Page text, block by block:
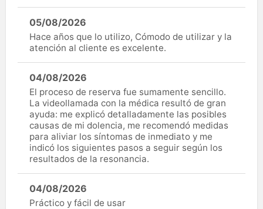
05/08/2026
Hace años que lo utilizo, Cómodo de utilizar y la
atención al cliente es excelente.
04/08/2026
El proceso de reserva fue sumamente sencillo.
La videollamada con la médica resultó de gran
ayuda: me explicó detalladamente las posibles
causas de mi dolencia, me recomendó medidas
para aliviar los síntomas de inmediato y me
indicó los siguientes pasos a seguir según los
resultados de la resonancia.
04/08/2026
Práctico y fácil de usar